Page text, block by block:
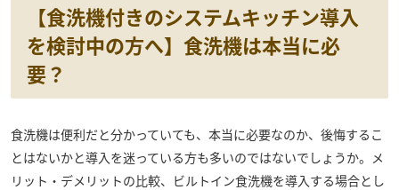
【食洗機付きのシステムキッチン導入
を検討中の方へ】食洗機は本当に必
要？
食洗機は便利だと分かっていても、本当に必要なのか、後悔するこ
とはないかと導入を迷っている方も多いのではないでしょうか。メ
リット・デメリットの比較、ビルトイン食洗機を導入する場合とし